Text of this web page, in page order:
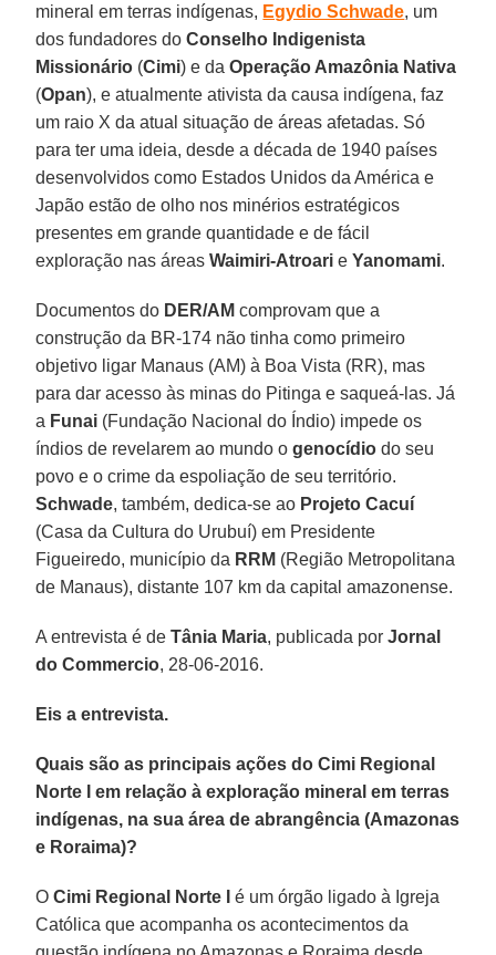
mineral em terras indígenas, Egydio Schwade, um
dos fundadores doConselho Indigenista
Missionário (Cimi) e daOperação Amazônia Nativa
(Opan), e atualmente ativista da causa indígena, faz
um raio X da atual situação de áreas afetadas. Só
para ter uma ideia, desde a década de 1940 países
desenvolvidos como Estados Unidos da América e
Japão estão de olho nos minérios estratégicos
presentes em grande quantidade e de fácil
exploração nas áreasWaimiri-Atroari eYanomami.
Documentos do DER/AM comprovam que a
construção da BR-174 não tinha como primeiro
objetivo ligar Manaus (AM) à Boa Vista (RR), mas
para dar acesso às minas do Pitinga e saqueá-las. Já
a Funai (Fundação Nacional do Índio) impede os
índios de revelarem ao mundo ogenocídio do seu
povo e o crime da espoliação de seu território.
Schwade, também, dedica-se ao Projeto Cacuí
(Casa da Cultura do Urubuí) em Presidente
Figueiredo, município da RRM (Região Metropolitana
de Manaus), distante 107 km da capital amazonense.
A entrevista é deTânia Maria, publicada porJornal
do Commercio, 28-06-2016.
Eis a entrevista.
Quais são as principais ações do Cimi Regional
Norte I em relação à exploração mineral em terras
indígenas, na sua área de abrangência (Amazonas
e Roraima)?
OCimi Regional Norte I
é um órgão ligado à Igreja
Católica que acompanha os acontecimentos da